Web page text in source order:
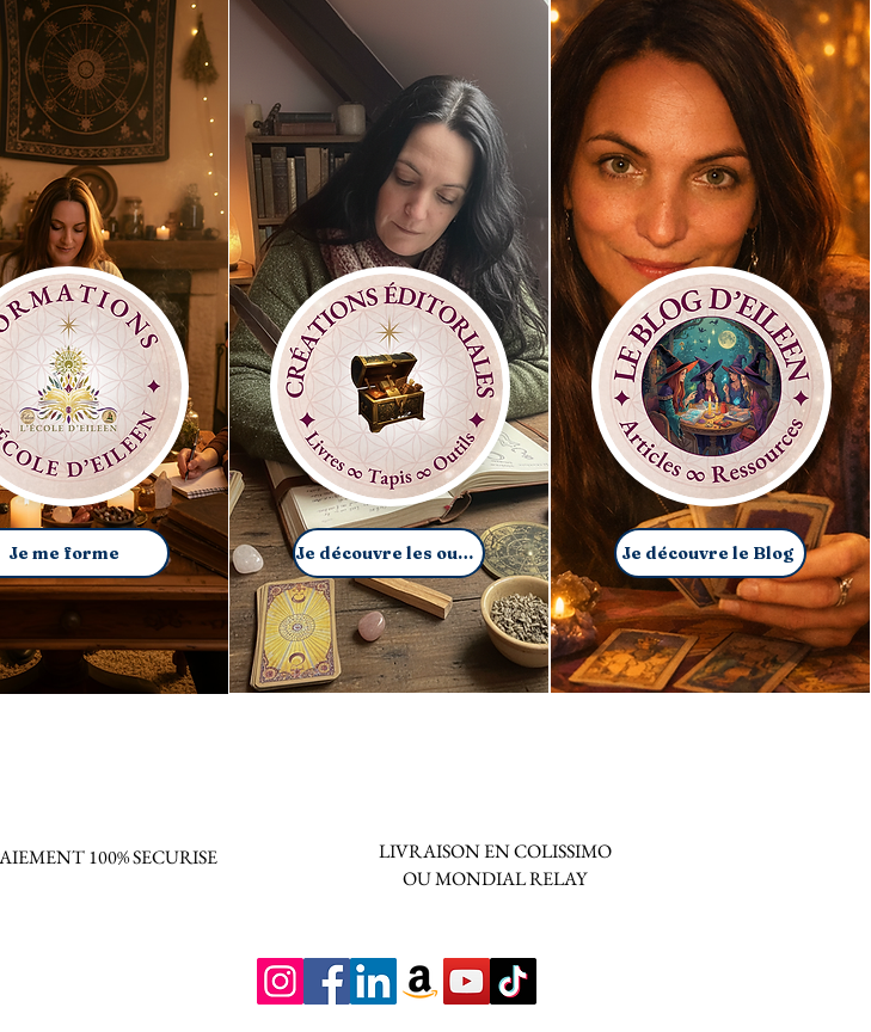
Je me forme Je découvre les outils Je découvre le Blog
100% SECURISE
LIVRAISON EN COLISSIMO
OU MONDIAL RELAY